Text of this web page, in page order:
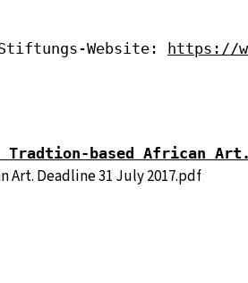
Website: https://
Tradtion-based African
Deadline 31 July 2017.pdf